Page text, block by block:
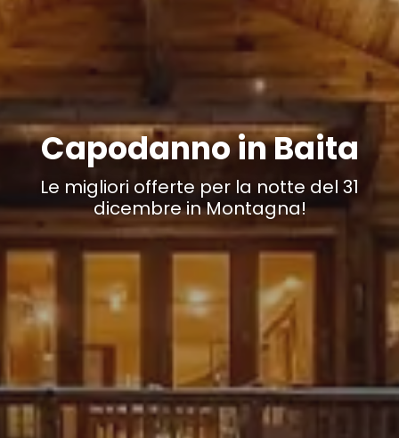
Capodanno in Baita
Le migliori offerte per la notte del 31
dicembre in Montagna!